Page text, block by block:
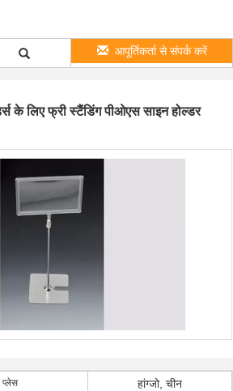
आपूर्तिकर्ता से संपर्क करें
के लिए फ्री स्टैंडिंग पीओएस साइन होल्डर
प्लेस हांग्जो, चीन